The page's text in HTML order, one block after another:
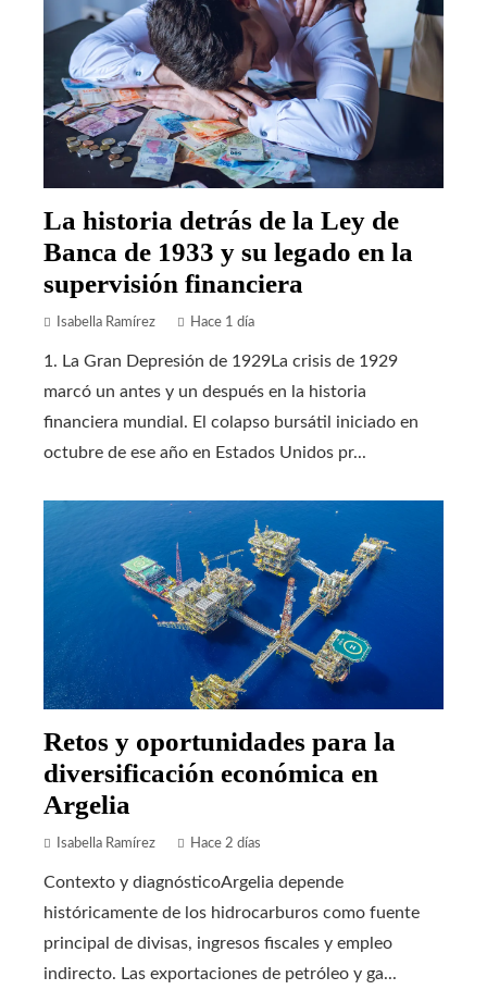
La historia detrás de la Ley de
Banca de 1933 y su legado en la
supervisión financiera
Isabella Ramírez Hace 1 día
1. La Gran Depresión de 1929La crisis de 1929
marcó un antes y un después en la historia
financiera mundial. El colapso bursátil iniciado en
octubre de ese año en Estados Unidos pr...
Retos y oportunidades para la
diversificación económica en
Argelia
Isabella Ramírez Hace 2 días
Contexto y diagnósticoArgelia depende
históricamente de los hidrocarburos como fuente
principal de divisas, ingresos fiscales y empleo
indirecto. Las exportaciones de petróleo y ga...